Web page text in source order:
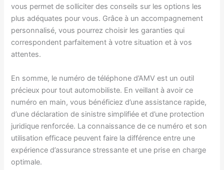
vous permet de solliciter des conseils sur les options les
plus adéquates pour vous. Grâce à un accompagnement
personnalisé, vous pourrez choisir les garanties qui
correspondent parfaitement à votre situation et à vos
attentes.
En somme, le numéro de téléphone d’AMV est un outil
précieux pour tout automobiliste. En veillant à avoir ce
numéro en main, vous bénéficiez d’une assistance rapide,
d’une déclaration de sinistre simplifiée et d’une protection
juridique renforcée. La connaissance de ce numéro et son
utilisation efficace peuvent faire la différence entre une
expérience d’assurance stressante et une prise en charge
optimale.